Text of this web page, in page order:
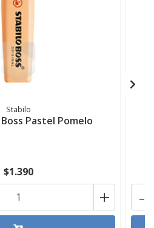
Stabilo
Pastel Pomelo
$1.390
+ -